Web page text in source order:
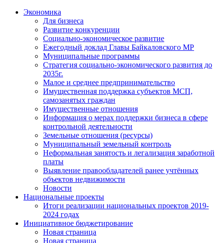
Экономика
Для бизнеса
Развитие конкуренции
Социально-экономическое развитие
Ежегодный доклад Главы Байкаловского МР
Муниципальные программы
Стратегия социально-экономического развития до
2035г.
Малое и среднее предпринимательство
Имущественная поддержка субъектов МСП,
самозанятых граждан
Имущественные отношения
Информация о мерах поддержки бизнеса в сфере
контрольной деятельности
Земельные отношения (ресурсы)
Муниципальный земельный контроль
Неформальная занятость и легализация заработной
платы
Выявление правообладателей ранее учтённых
объектов недвижимости
Новости
Национальные проекты
Итоги реализации национальных проектов 2019-
2024 годах
Инициативное бюджетирование
Новая страница
Новая страница